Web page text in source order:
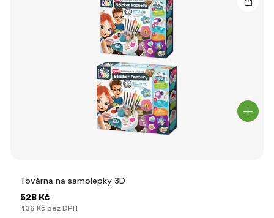
Továrna na samolepky 3D
528 Kč
436 Kč bez DPH